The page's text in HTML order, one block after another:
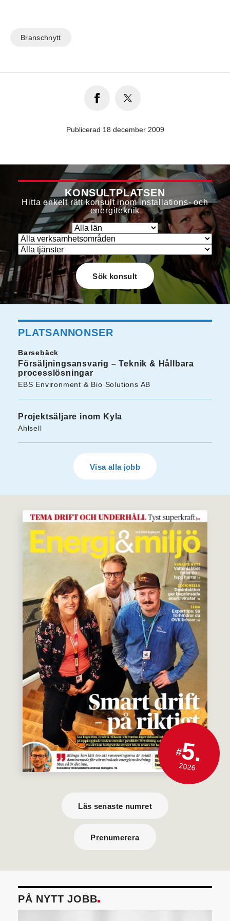
Branschnytt
Publicerad 18 december 2009
KONSULTPLATSEN
Hitta enkelt rätt konsult inom installations- och
energiteknik
PLATSANNONSER
Barsebäck
Försäljningsansvarig – Teknik & Hållbara
processlösningar
EBS Environment & Bio Solutions AB
Projektsäljare inom Kyla
Ahlsell
Visa alla jobb
#5.
2026
Läs senaste numret
Prenumerera
PÅ NYTT JOBB